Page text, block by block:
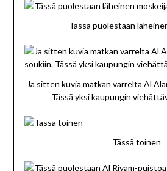
Tässä puolestaan
Ja sitten kuvia matkan varrelta Al
Tässä yksi kaupungin
Tässä toinen